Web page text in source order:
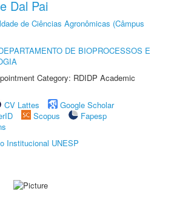
Dal Pai
de Ciências Agronômicas (Câmpus
DE BIOPROCESSOS E
Category: RDIDP Academic
CV Lattes
Google Scholar
Scopus
Fapesp
Institucional UNESP